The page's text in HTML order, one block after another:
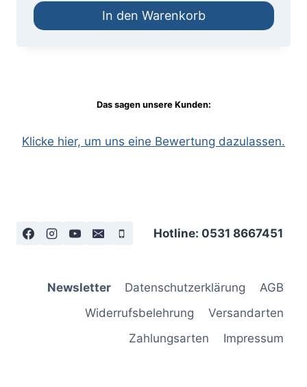
In den Warenkorb
Das sagen unsere Kunden:
Klicke hier, um uns eine Bewertung dazulassen.
Hotline: 0531 8667451
Newsletter Datenschutzerklärung
AGB
Widerrufsbelehrung
Versandarten
Zahlungsarten
Impressum